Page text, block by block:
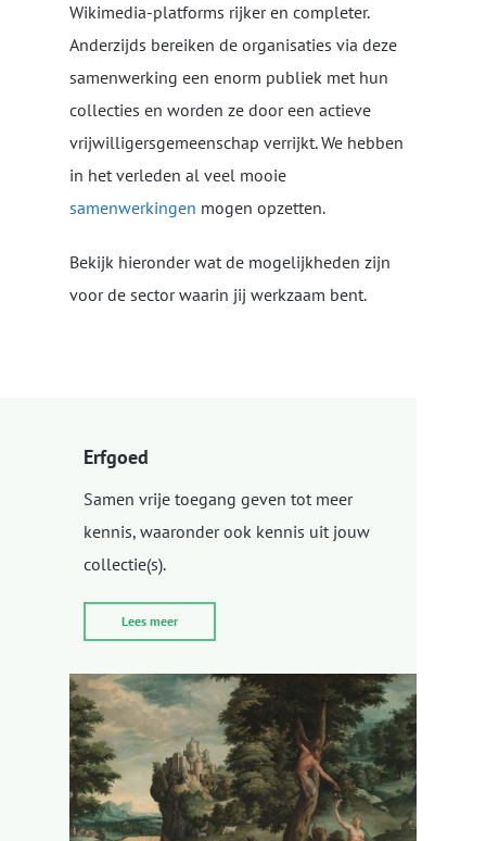
Wikimedia-platforms rijker en completer.
Anderzijds bereiken de organisaties via deze
samenwerking een enorm publiek met hun
collecties en worden ze door een actieve
vrijwilligersgemeenschap verrijkt. We hebben
in het verleden al veel mooie
samenwerkingen mogen opzetten.
Bekijk hieronder wat de mogelijkheden zijn
voor de sector waarin jij werkzaam bent.
Erfgoed
Samen vrije toegang geven tot meer
kennis, waaronder ook kennis uit jouw
collectie(s).
Lees meer